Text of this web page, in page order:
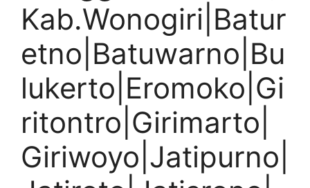
Kab.Wonogiri|Batur
etno|Batuwarno|Bu
lukerto|Eromoko|Gi
ritontro|Girimarto|
Giriwoyo|Jatipurno|